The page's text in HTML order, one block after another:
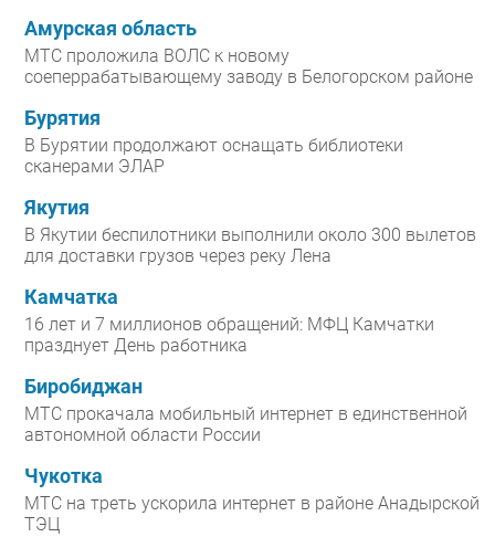
Амурская область
МТС проложила ВОЛС к новому
соеперрабатывающему заводу в Белогорском районе
Бурятия
В Бурятии продолжают оснащать библиотеки
сканерами ЭЛАР
Якутия
В Якутии беспилотники выполнили около 300 вылетов
для доставки грузов через реку Лена
Камчатка
16 лет и 7 миллионов обращений: МФЦ Камчатки
празднует День работника
Биробиджан
МТС прокачала мобильный интернет в единственной
автономной области России
Чукотка
МТС на треть ускорила интернет в районе Анадырской
ТЭЦ